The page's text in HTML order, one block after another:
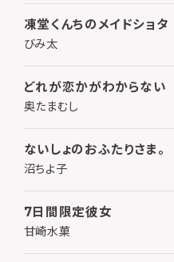
凍堂くんちのメイドショタ
びみ太
どれが恋かがわからない
奥たまむし
ないしょのおふたりさま。
沼ちよ子
7日間限定彼女
甘崎水菓